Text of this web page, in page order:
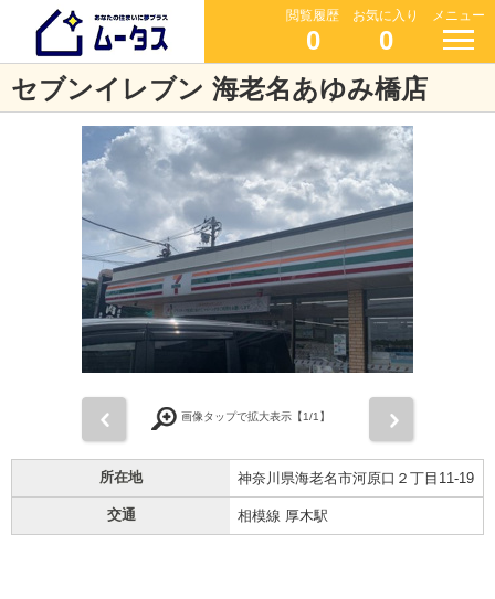
閲覧履歴
0
お気に入り
0
メニュー
セブンイレブン 海老名あゆみ橋店
画像タップで拡大表示【1/1】
所在地 神奈川県海老名市河原口２丁目11-19
交通 相模線 厚木駅